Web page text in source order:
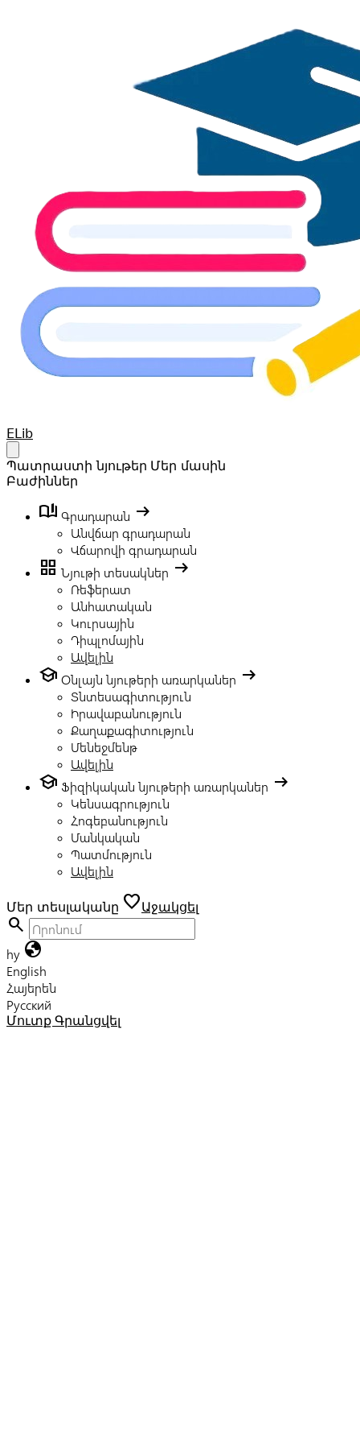
Your Company
ELib
Պատրաստի նյութեր Մեր մասին
Բաժիններ
book_ribbon Գրադարան arrow_right_alt
Անվճար գրադարան
Վճարովի գրադարան
grid_view Նյութի տեսակներ arrow_right_alt
Ռեֆերատ
Անհատական
Կուրսային
Դիպլոմային
Ավելին
school Օնլայն նյութերի առարկաներ arrow_right_alt
Տնտեսագիտություն
Իրավաբանություն
Քաղաքագիտություն
Մենեջմենթ
Ավելին
school Ֆիզիկական նյութերի առարկաներ arrow_right_alt
Կենսագրություն
Հոգեբանություն
Մանկական
Պատմություն
Ավելին
Մեր տեսլականը favoriteԱջակցել
search
hy globe
English
Հայերեն
Русский
Մուտք Գրանցվել